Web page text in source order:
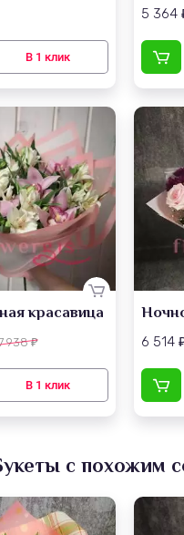
5 364
красавица
938₽ 6 514
с похожим